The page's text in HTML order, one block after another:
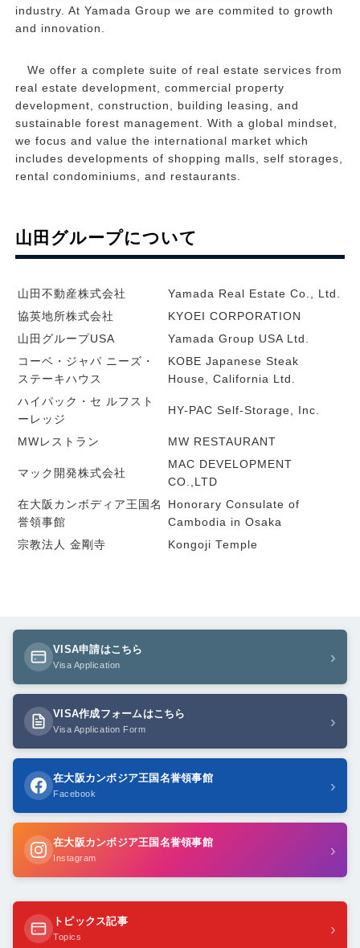
industry. At Yamada Group we are commited to growth
and innovation.
We offer a complete suite of real estate services from
real estate development, commercial property
development, construction, building leasing, and
sustainable forest management. With a global mindset,
we focus and value the international market which
includes developments of shopping malls, self storages,
rental condominiums, and restaurants.
山田グループについて
山田不動産株式会社
Yamada Real Estate Co., Ltd.
協英地所株式会社
KYOEI CORPORATION
山田グループUSA
Yamada Group USA Ltd.
コーベ・ジャパ ニーズ・
ステーキハウス
KOBE Japanese Steak
House, California Ltd.
ハイパック・セ ルフスト
ーレッジ
HY-PAC Self-Storage, Inc.
MWレストラン MW RESTAURANT
マック開発株式会社
MAC DEVELOPMENT
CO.,LTD
在大阪カンボディア王国名
誉領事館
Honorary Consulate of
Cambodia in Osaka
宗教法人 金剛寺
Kongoji Temple
VISA申請はこちら
Visa Application ›
VISA作成フォームはこちら
Visa Application Form ›
在大阪カンボジア王国名誉領事館
Facebook ›
在大阪カンボジア王国名誉領事館
Instagram ›
トピックス記事
Topics ›